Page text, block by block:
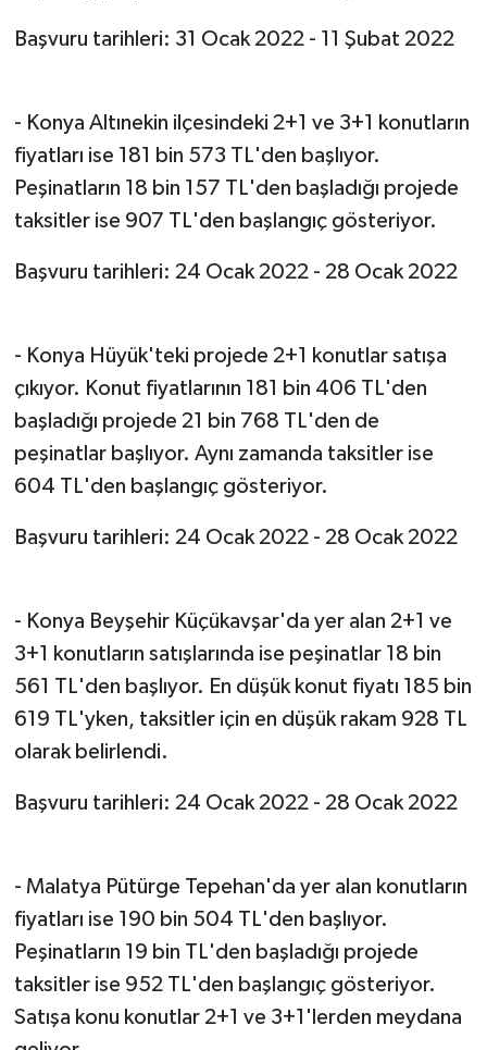
Başvuru tarihleri: 31 Ocak 2022 - 11 Şubat 2022
- Konya Altınekin ilçesindeki 2+1 ve 3+1 konutların
fiyatları ise 181 bin 573 TL'den başlıyor.
Peşinatların 18 bin 157 TL'den başladığı projede
taksitler ise 907 TL'den başlangıç gösteriyor.
Başvuru tarihleri: 24 Ocak 2022 - 28 Ocak 2022
- Konya Hüyük'teki projede 2+1 konutlar satışa
çıkıyor. Konut fiyatlarının 181 bin 406 TL'den
başladığı projede 21 bin 768 TL'den de
peşinatlar başlıyor. Aynı zamanda taksitler ise
604 TL'den başlangıç gösteriyor.
Başvuru tarihleri: 24 Ocak 2022 - 28 Ocak 2022
- Konya Beyşehir Küçükavşar'da yer alan 2+1 ve
3+1 konutların satışlarında ise peşinatlar 18 bin
561 TL'den başlıyor. En düşük konut fiyatı 185 bin
619 TL'yken, taksitler için en düşük rakam 928 TL
olarak belirlendi.
Başvuru tarihleri: 24 Ocak 2022 - 28 Ocak 2022
- Malatya Pütürge Tepehan'da yer alan konutların
fiyatları ise 190 bin 504 TL'den başlıyor.
Peşinatların 19 bin TL'den başladığı projede
taksitler ise 952 TL'den başlangıç gösteriyor.
Satışa konu konutlar 2+1 ve 3+1'lerden meydana